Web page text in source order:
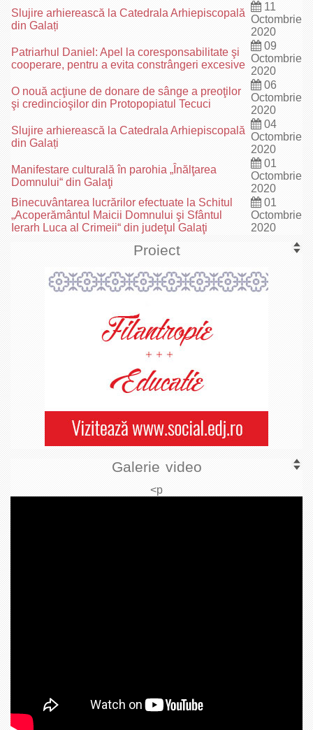
Slujire arhierească la Catedrala Arhiepiscopală
din Galați
11
Octombrie
2020
Patriarhul Daniel: Apel la coresponsabilitate şi
cooperare, pentru a evita constrângeri excesive
09
Octombrie
2020
O nouă acţiune de donare de sânge a preoţilor
şi credincioşilor din Protopopiatul Tecuci
06
Octombrie
2020
Slujire arhierească la Catedrala Arhiepiscopală
din Galați
04
Octombrie
2020
Manifestare culturală în parohia „Înălţarea
Domnului“ din Galaţi
01
Octombrie
2020
Binecuvântarea lucrărilor efectuate la Schitul
„Acoperământul Maicii Domnului şi Sfântul
Ierarh Luca al Crimeii“ din judeţul Galaţi
01
Octombrie
2020
Proiect
Galerie video
<p